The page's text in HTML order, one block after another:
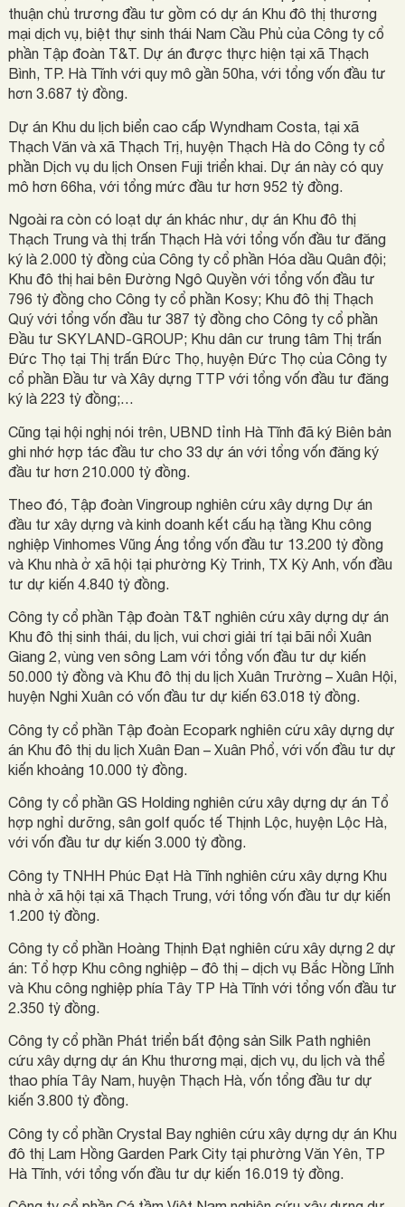
thuận chủ trương đầu tư gồm có dự án Khu đô thị thương
mại dịch vụ, biệt thự sinh thái Nam Cầu Phủ của Công ty cổ
phần Tập đoàn T&T. Dự án được thực hiện tại xã Thạch
Bình, TP. Hà Tĩnh với quy mô gần 50ha, với tổng vốn đầu tư
hơn 3.687 tỷ đồng.
Dự án Khu du lịch biển cao cấp Wyndham Costa, tại xã
Thạch Văn và xã Thạch Trị, huyện Thạch Hà do Công ty cổ
phần Dịch vụ du lịch Onsen Fuji triển khai. Dự án này có quy
mô hơn 66ha, với tổng mức đầu tư hơn 952 tỷ đồng.
Ngoài ra còn có loạt dự án khác như, dự án Khu đô thị
Thạch Trung và thị trấn Thạch Hà với tổng vốn đầu tư đăng
ký là 2.000 tỷ đồng của Công ty cổ phần Hóa dầu Quân đội;
Khu đô thị hai bên Đường Ngô Quyền với tổng vốn đầu tư
796 tỷ đồng cho Công ty cổ phần Kosy; Khu đô thị Thạch
Quý với tổng vốn đầu tư 387 tỷ đồng cho Công ty cổ phần
Đầu tư SKYLAND-GROUP; Khu dân cư trung tâm Thị trấn
Đức Thọ tại Thị trấn Đức Thọ, huyện Đức Thọ của Công ty
cổ phần Đầu tư và Xây dựng TTP với tổng vốn đầu tư đăng
ký là 223 tỷ đồng;…
Cũng tại hội nghị nói trên, UBND tỉnh Hà Tĩnh đã ký Biên bản
ghi nhớ hợp tác đầu tư cho 33 dự án với tổng vốn đăng ký
đầu tư hơn 210.000 tỷ đồng.
Theo đó, Tập đoàn Vingroup nghiên cứu xây dựng Dự án
đầu tư xây dựng và kinh doanh kết cấu hạ tầng Khu công
nghiệp Vinhomes Vũng Áng tổng vốn đầu tư 13.200 tỷ đồng
và Khu nhà ở xã hội tại phường Kỳ Trinh, TX Kỳ Anh, vốn đầu
tư dự kiến 4.840 tỷ đồng.
Công ty cổ phần Tập đoàn T&T nghiên cứu xây dựng dự án
Khu đô thị sinh thái, du lịch, vui chơi giải trí tại bãi nổi Xuân
Giang 2, vùng ven sông Lam với tổng vốn đầu tư dự kiến
50.000 tỷ đồng và Khu đô thị du lịch Xuân Trường – Xuân Hội,
huyện Nghi Xuân có vốn đầu tư dự kiến 63.018 tỷ đồng.
Công ty cổ phần Tập đoàn Ecopark nghiên cứu xây dựng dự
án Khu đô thị du lịch Xuân Đan – Xuân Phổ, với vốn đầu tư dự
kiến khoảng 10.000 tỷ đồng.
Công ty cổ phần GS Holding nghiên cứu xây dựng dự án Tổ
hợp nghỉ dưỡng, sân golf quốc tế Thịnh Lộc, huyện Lộc Hà,
với vốn đầu tư dự kiến 3.000 tỷ đồng.
Công ty TNHH Phúc Đạt Hà Tĩnh nghiên cứu xây dựng Khu
nhà ở xã hội tại xã Thạch Trung, với tổng vốn đầu tư dự kiến
1.200 tỷ đồng.
Công ty cổ phần Hoàng Thịnh Đạt nghiên cứu xây dựng 2 dự
án: Tổ hợp Khu công nghiệp – đô thị – dịch vụ Bắc Hồng Lĩnh
và Khu công nghiệp phía Tây TP Hà Tĩnh với tổng vốn đầu tư
2.350 tỷ đồng.
Công ty cổ phần Phát triển bất động sản Silk Path nghiên
cứu xây dựng dự án Khu thương mại, dịch vụ, du lịch và thể
thao phía Tây Nam, huyện Thạch Hà, vốn tổng đầu tư dự
kiến 3.800 tỷ đồng.
Công ty cổ phần Crystal Bay nghiên cứu xây dựng dự án Khu
đô thị Lam Hồng Garden Park City tại phường Văn Yên, TP
Hà Tĩnh, với tổng vốn đầu tư dự kiến 16.019 tỷ đồng.